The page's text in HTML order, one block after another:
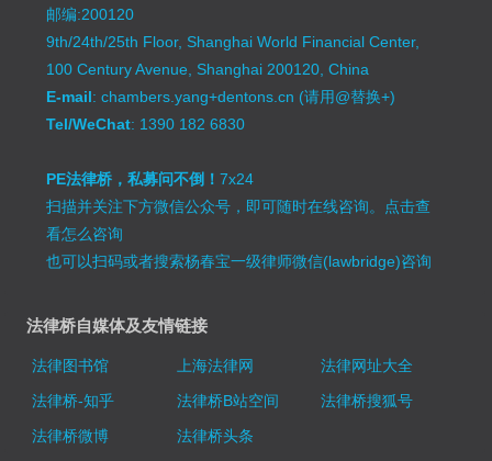
邮编:200120
9th/24th/25th Floor, Shanghai World Financial Center,
100 Century Avenue, Shanghai 200120, China
E-mail: chambers.yang+dentons.cn (请用@替换+)
Tel/WeChat: 1390 182 6830
PE法律桥，私募问不倒！7x24
扫描并关注下方微信公众号，即可随时在线咨询。 点击查
看怎么咨询
也可以扫码或者搜索杨春宝一级律师微信(lawbridge)咨询
法律桥自媒体及友情链接
法律图书馆 上海法律网
法律网址大全
法律桥-知乎
法律桥B站空间
法律桥搜狐号
法律桥微博
法律桥头条